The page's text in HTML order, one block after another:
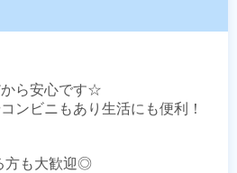
ら安心です☆
ンビニもあり生活にも便利！
方も大歓迎◎